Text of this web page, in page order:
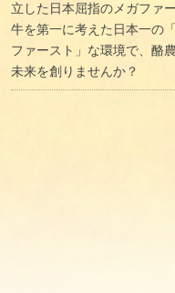
立した日本屈指のメガファ
牛を第一に考えた日本一の
ファースト」な環境で、酪
未来を創りませんか？